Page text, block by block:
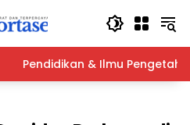
Pendidikan & Ilmu